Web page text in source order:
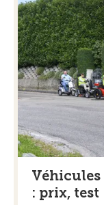
: prix, test